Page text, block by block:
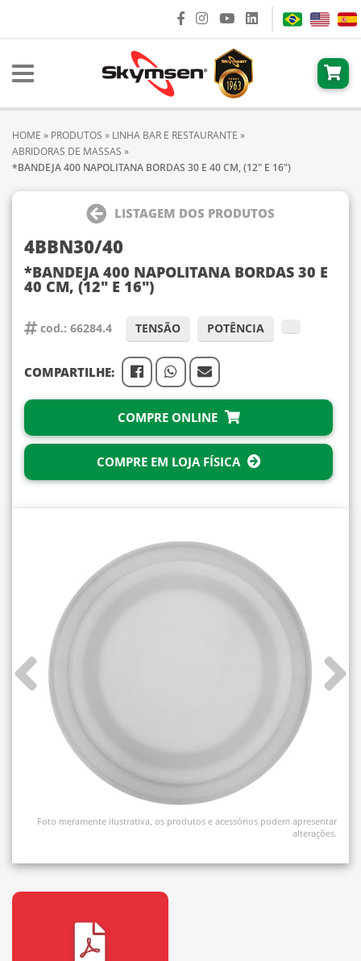
HOME » PRODUTOS » LINHA BAR E RESTAURANTE »
ABRIDORAS DE MASSAS »
*BANDEJA 400 NAPOLITANA BORDAS 30 E 40 CM, (12" E 16")
LISTAGEM DOS PRODUTOS
4BBN30/40
*BANDEJA 400 NAPOLITANA BORDAS 30 E
40 CM, (12" E 16")
cod.: 66284.4 TENSÃO POTÊNCIA
COMPARTILHE:
COMPRE ONLINE
COMPRE EM LOJA FÍSICA
Foto meramente ilustrativa, os produtos e acessórios podem apresentar
alterações.